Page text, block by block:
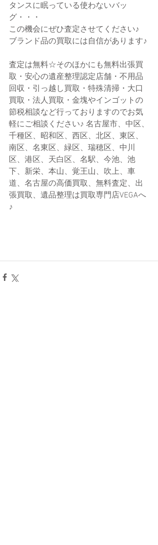
タンスに眠っている使わないバッ
グ・・・
この機会にぜひ査定させてください♪
ブランド品の買取には自信があります♪
査定は無料☆そのほかにも無料出張買
取・安心の遺産整理認定店舗・不用品
回収・引っ越し買取・特殊清掃・大口
買取・法人買取・金塊やインゴットの
節税相談など行っておりますのでお気
軽にご相談ください♪ 名古屋市、中区、
千種区、昭和区、西区、北区、東区、
南区、名東区、緑区、瑞穂区、中川
区、港区、天白区、名駅、今池、池
下、新栄、本山、覚王山、吹上、車
道、名古屋の高価買取、無料査定、出
張買取、遺品整理は買取専門店VEGAへ
♪